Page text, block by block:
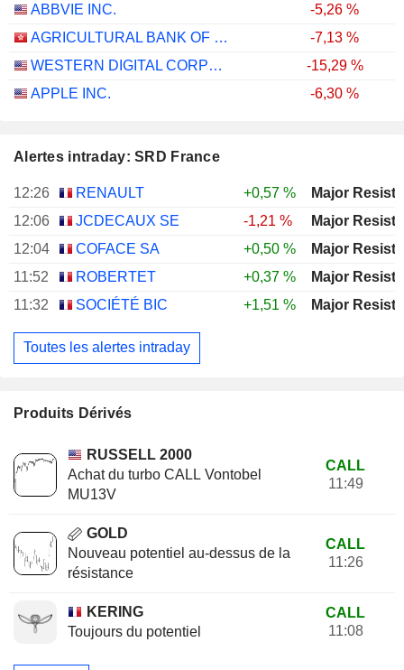
ABBVIE INC.
-5,26 %
AGRICULTURAL BANK OF CHINA LIMITED
-7,13 %
WESTERN DIGITAL CORPORATION
-15,29 %
APPLE INC.
-6,30 %
Alertes intraday: SRD France
12:26 RENAULT
+0,57 %
12:06
JCDECAUX SE
-1,21 %
12:04
COFACE SA
+0,50 %
11:52
ROBERTET
+0,37 %
11:32
SOCIÉTÉ BIC +1,51 %
Toutes les alertes intraday
Produits Dérivés
RUSSELL 2000
Achat du turbo CALL Vontobel
MU13V
CALL
11:49
GOLD
Nouveau potentiel au-dessus de la
résistance
CALL
11:26
KERING
Toujours du potentiel
CALL
11:08